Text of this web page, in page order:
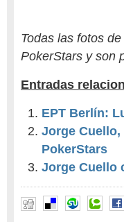
Todas las fotos
PokerStars y son
Entradas
EPT Berlín:
Jorge
PokerStars
Jorge Cuello